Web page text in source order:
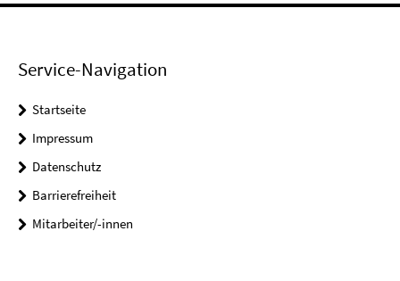
Service-Navigation
Startseite
Impressum
Datenschutz
Barrierefreiheit
Mitarbeiter/-innen